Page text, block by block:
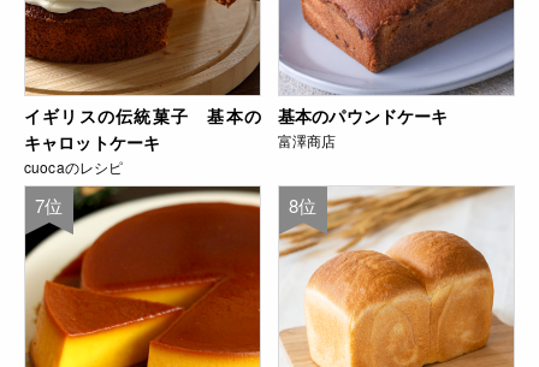
イギリスの伝統菓子 基本の
キャロットケーキ
cuocaのレシピ
基本のパウンドケーキ
富澤商店
7位 8位